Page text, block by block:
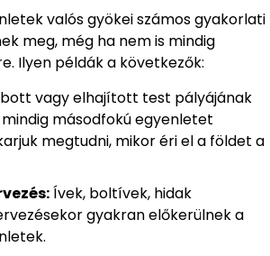
valós gyökei számos gyakorlati
meg, még ha nem is mindig
Ilyen példák a következők:
vagy elhajított test pályájának
másodfokú egyenletet
megtudni, mikor éri el a földet a
Ívek, boltívek, hidak
gyakran előkerülnek a